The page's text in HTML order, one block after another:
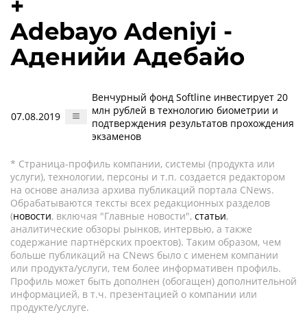
+
Adebayo Adeniyi -
Аденийи Адебайо
07.08.2019
Венчурный фонд Softline инвестирует 20
млн рублей в технологию биометрии и
подтверждения результатов прохождения
экзаменов
* Страница-профиль компании, системы (продукта или
услуги), технологии, персоны и т.п. создается редактором
на основе анализа архива публикаций портала CNews.
Обрабатываются тексты всех редакционных разделов
(новости, включая "Главные новости", статьи,
аналитические обзоры рынков, интервью, а также
содержание партнёрских проектов). Таким образом, чем
больше публикаций на CNews было с именем компании
или продукта/услуги, тем более информативен профиль.
Профиль может быть дополнен (обогащен) дополнительной
информацией, в т.ч. презентацией о компании или
продукте/услуге.